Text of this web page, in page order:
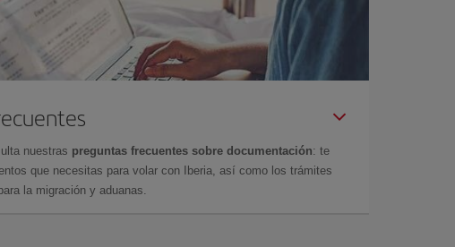
nuestras preguntas frecuentes sobre documentación: te
que necesitas para volar con Iberia, así como los trámites
la migración y aduanas.